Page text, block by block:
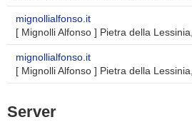
mignollialfonso.it
[ Mignolli Alfonso ] Pietra della
mignollialfonso.it
[ Mignolli Alfonso ] Pietra della
Server